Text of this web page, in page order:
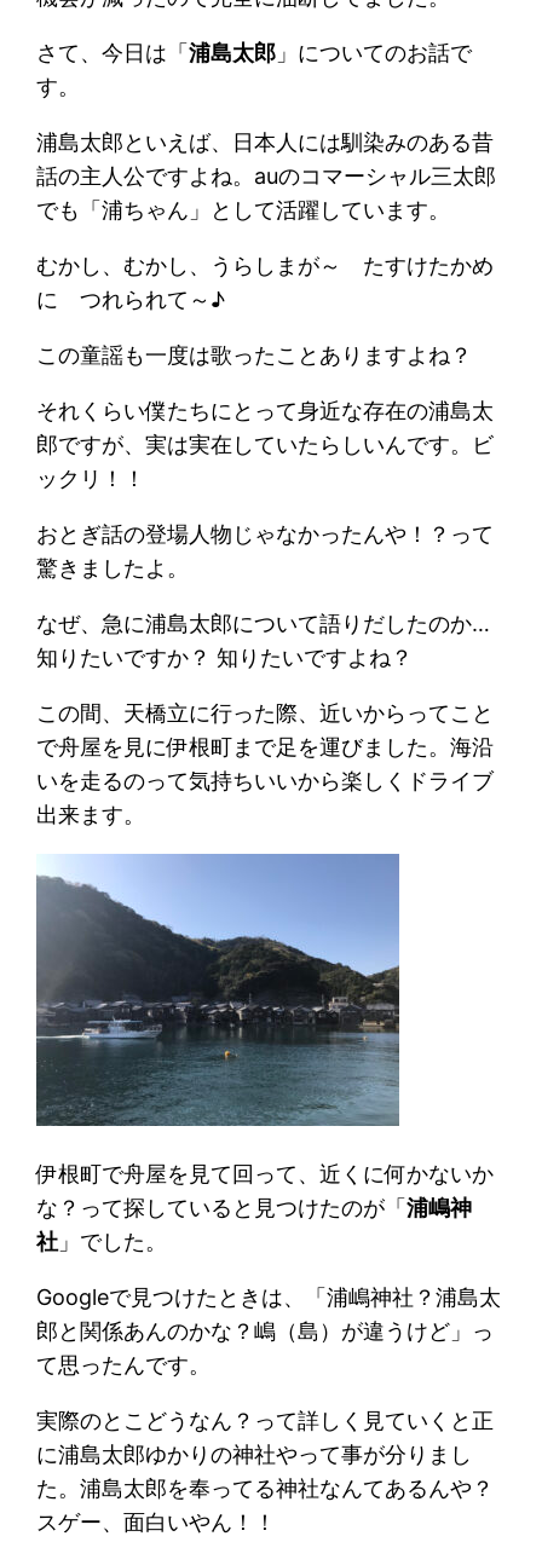
さて、今日は「浦島太郎 」についてのお話で
す。
浦島太郎といえば、日本人には馴染みのある昔
話の主人公ですよね。auのコマーシャル三太郎
でも「浦ちゃん」として活躍しています。
むかし、むかし、うらしまが～ たすけたかめ
に つれられて～♪
この童謡も一度は歌ったことありますよね？
それくらい僕たちにとって身近な存在の浦島太
郎ですが、実は実在していたらしいんです。ビ
ックリ！！
おとぎ話の登場人物じゃなかったんや！？って
驚きましたよ。
なぜ、急に浦島太郎について語りだしたのか…
知りたいですか？ 知りたいですよね？
この間、天橋立に行った際、近いからってこと
で舟屋を見に伊根町まで足を運びました。海沿
いを走るのって気持ちいいから楽しくドライブ
出来ます。
伊根町で舟屋を見て回って、近くに何かないか
な？って探していると見つけたのが「浦嶋神
社 」でした。
Googleで見つけたときは、「浦嶋神社？浦島太
郎と関係あんのかな？嶋（島）が違うけど」っ
て思ったんです。
実際のとこどうなん？って詳しく見ていくと正
に浦島太郎ゆかりの神社やって事が分りまし
た。浦島太郎を奉ってる神社なんてあるんや？
スゲー、面白いやん！！